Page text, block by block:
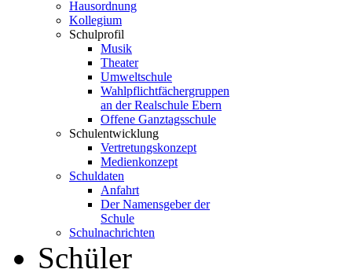
Hausordnung
Kollegium
Schulprofil
Musik
Theater
Umweltschule
Wahlpflichtfächergruppen
an der Realschule Ebern
Offene Ganztagsschule
Schulentwicklung
Vertretungskonzept
Medienkonzept
Schuldaten
Anfahrt
Der Namensgeber der
Schule
Schulnachrichten
Schüler